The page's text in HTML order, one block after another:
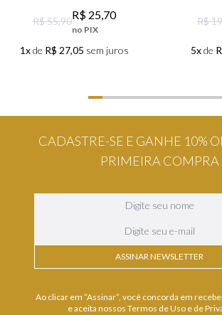
R$ 55,90R$ 25,70
no PIX
1xde R$ 27,05 sem juros
R$
5xde
CADASTRE-SE E GANHE 10%
PRIMEIRA COMPRA
ASSINAR NEWSLETTER
Ao clicar em “Assinar”, você concorda em
e aceita nossos Termos de Uso e de